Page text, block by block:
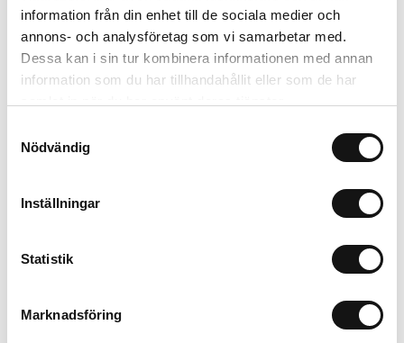
information från din enhet till de sociala medier och
annons- och analysföretag som vi samarbetar med.
Dessa kan i sin tur kombinera informationen med annan
information som du har tillhandahållit eller som de har
Nödvändig
Inställningar
Statistik
Marknadsföring
À combiner avec
Alternatives